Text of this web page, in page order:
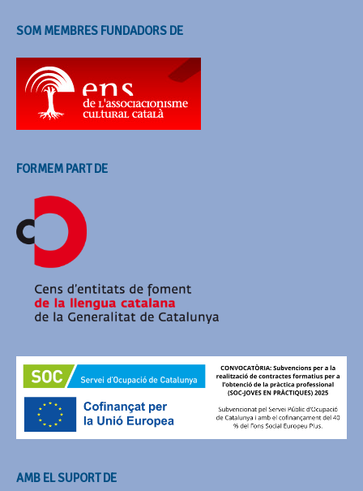
SOM MEMBRES FUNDADORS DE
FORMEM PART DE
AMB EL SUPORT DE